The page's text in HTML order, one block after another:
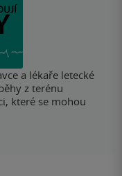
a lékaře letecké
z terénu
které se mohou